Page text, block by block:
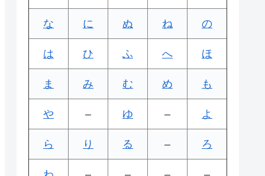
な に ぬ ね の
は ひ ふ へ ほ
ま み む め も
や – ゆ – よ
ら り る – ろ